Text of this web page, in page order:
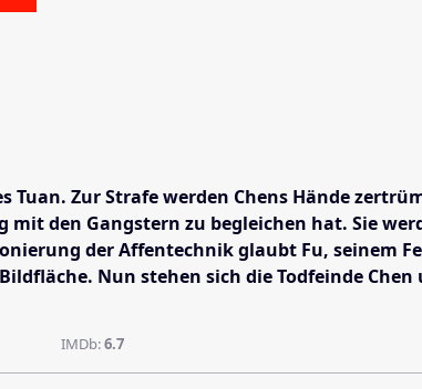
Zur Strafe werden Chens Hände
den Gangstern zu begleichen hat. Sie
der Affentechnik glaubt Fu, seinem
Nun stehen sich die Todfeinde
IMDb:6.7